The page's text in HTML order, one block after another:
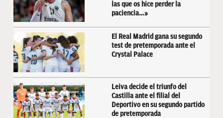
las que os hice perder la
paciencia…»
El Real Madrid gana su segundo
test de pretemporada ante el
Crystal Palace
Leiva decide el triunfo del
Castilla ante el filial del
Deportivo en su segundo partido
de pretemporada